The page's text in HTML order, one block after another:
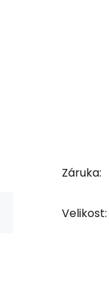
Záruka:
Velikost: